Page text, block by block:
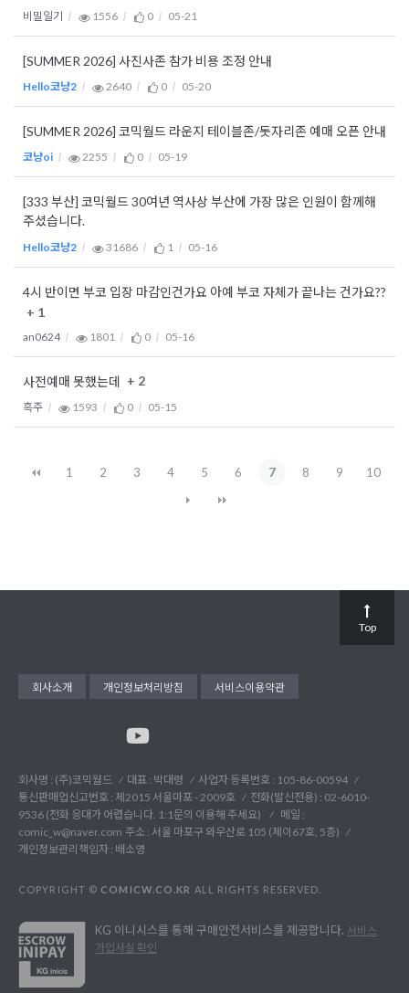
비밀일기 1556 0 05-21
[SUMMER 2026] 사진사존 참가 비용 조정 안내
Hello코냥2 2640 0 05-20
[SUMMER 2026] 코믹월드 라운지 테이블존/돗자리존 예매 오픈 안내
코냥oi 2255 0 05-19
[333 부산] 코믹월드 30여년 역사상 부산에 가장 많은 인원이 함께해
주셨습니다.
Hello코냥2 31686 1 05-16
4시 반이면 부코 입장 마감인건가요 아예 부코 자체가 끝나는 건가요??
+ 1
an0624 1801 0 05-16
사전예매 못했는데 + 2
흑주 1593 0 05-15
1 2 3 4 5 6 7 8 9 10
회사소개 개인정보처리방침 서비스이용약관
회사명 : (주)코믹월드 대표 : 박대령
사업자 등록번호 : 105-86-00594
통신판매업신고번호 : 제2015 서울마포 - 2009호
전화(발신전용) : 02-6010-
9536 (전화 응대가 어렵습니다. 1:1문의 이용해 주세요)
메일 :
comic_w@naver.com 주소 : 서울 마포구 와우산로 105 (제이67호, 5층)
개인정보관리책임자 : 배소영
COPYRIGHT © COMICW.CO.KR ALL RIGHTS RESERVED.
KG 이니시스를 통해 구매안전서비스를 제공합니다. 서비스
가입사실 확인
Top